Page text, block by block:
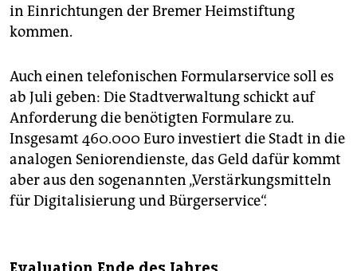
in Einrichtungen der Bremer Heimstiftung
kommen.
Auch einen telefonischen Formularservice soll es
ab Juli geben: Die Stadtverwaltung schickt auf
Anforderung die benötigten Formulare zu.
Insgesamt 460.000 Euro investiert die Stadt in die
analogen Seniorendienste, das Geld dafür kommt
aber aus den sogenannten „Verstärkungsmitteln
für Digitalisierung und Bürgerservice“.